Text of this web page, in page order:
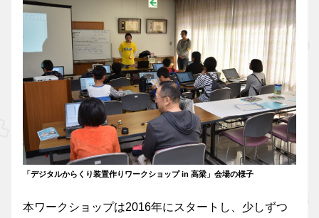
「デジタルからくり装置作りワークショップ in 高梁」会場の様子
本ワークショップは2016年にスタートし、少しずつ